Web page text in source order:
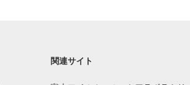
関連サイト